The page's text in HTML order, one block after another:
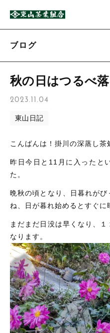
ブログ
秋の日はつるべ
2023.11.04
東山日記
こんばんは！掛川の深蒸し
昨日今日と11月に入ったと
た。
晩秋の頃となり、日暮れが
ね、日が暮れ始めるとすぐに
まだまだ日没は早くなり、
なります。
ログイン / 会員登録
お気に入り
ティーバック・粉末緑茶
心届けるギフトセット
深蒸し茶急須・茶缶・
キャンペーン
お得
キーワ
親カテゴリ
子カテゴリ
価格帯
その他
在庫あり
並び順